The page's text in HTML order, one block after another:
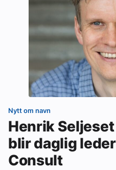
Nytt om navn
Henrik
blir daglig
Consult